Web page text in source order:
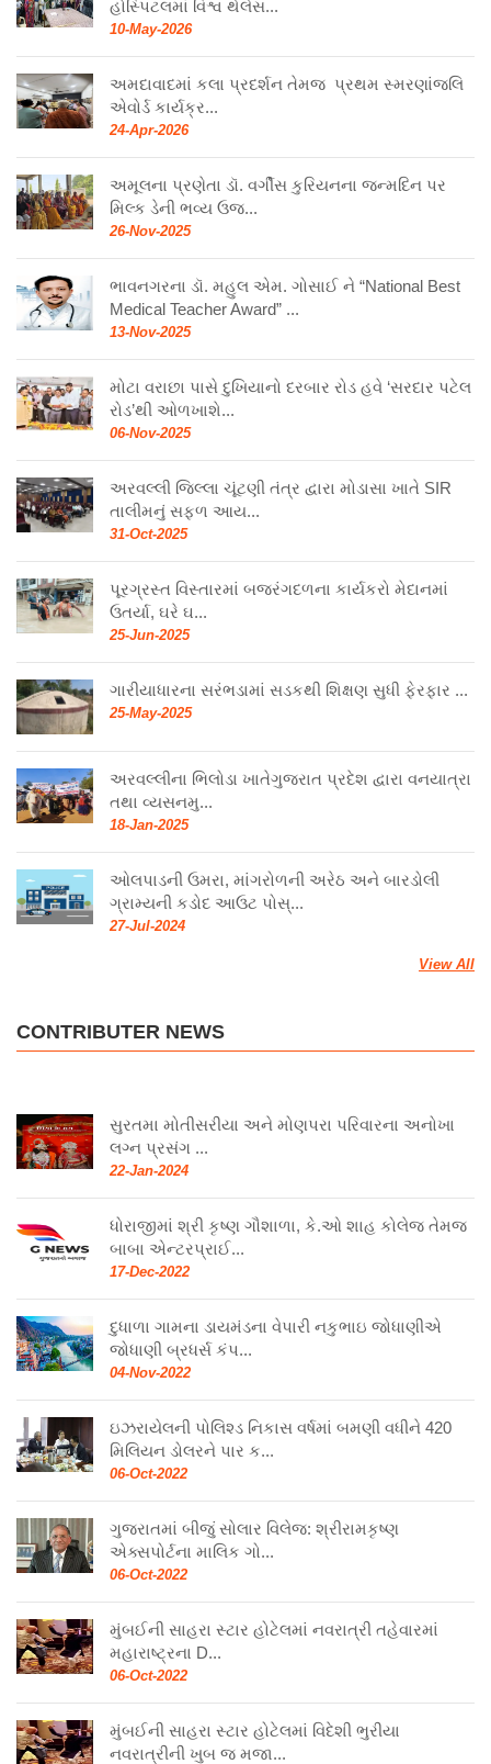
હોસ્પિટલમાં વિશ્વ થેલેસ...
10-May-2026
અમદાવાદમાં કલા પ્રદર્શન તેમજ પ્રથમ સ્મરણાંજલિ
એવોર્ડ કાર્યક્ર...
24-Apr-2026
અમૂલના પ્રણેતા ડૉ. વર્ગીસ કુરિયનના જન્મદિન પર
મિલ્ક ડેની ભવ્ય ઉજ...
26-Nov-2025
ભાવનગરના ડૉ. મહુલ એમ. ગોસાઈ ને “National Best
Medical Teacher Award” ...
13-Nov-2025
મોટા વરાછા પાસે દુખિયાનો દરબાર રોડ હવે ‘સરદાર પટેલ
રોડ’થી ઓળખાશે...
06-Nov-2025
અરવલ્લી જિલ્લા ચૂંટણી તંત્ર દ્વારા મોડાસા ખાતે SIR
તાલીમનું સફળ આય...
31-Oct-2025
પૂરગ્રસ્ત વિસ્તારમાં બજરંગદળના કાર્યકરો મેદાનમાં
ઉતર્યા, ઘરે ઘ...
25-Jun-2025
ગારીયાધારના સરંભડામાં સડકથી શિક્ષણ સુધી ફેરફાર ...
25-May-2025
અરવલ્લીના ભિલોડા ખાતેગુજરાત પ્રદેશ દ્વારા વનયાત્રા
તથા વ્યસનમુ...
18-Jan-2025
ઓલપાડની ઉમરા, માંગરોળની અરેઠ અને બારડોલી
ગ્રામ્યની કડોદ આઉટ પોસ્...
27-Jul-2024
View All
CONTRIBUTER NEWS
સુરતમા મોતીસરીયા અને મોણપરા પરિવારના અનોખા
લગ્ન પ્રસંગ ...
22-Jan-2024
ધોરાજીમાં શ્રી કૃષ્ણ ગૌશાળા, કે.ઓ શાહ કોલેજ તેમજ
બાબા એન્ટરપ્રાઈ...
17-Dec-2022
દુધાળા ગામના ડાયમંડના વેપારી નકુભાઇ જોધાણીએ
જોધાણી બ્રધર્સ કંપ...
04-Nov-2022
ઇઝરાયેલની પોલિશ્ડ નિકાસ વર્ષમાં બમણી વધીને 420
મિલિયન ડોલરને પાર ક...
06-Oct-2022
ગુજરાતમાં બીજું સોલાર વિલેજ: શ્રીરામકૃષ્ણ
એક્સપોર્ટના માલિક ગો...
06-Oct-2022
મુંબઈની સાહરા સ્ટાર હોટેલમાં નવરાત્રી તહેવારમાં
મહારાષ્ટ્રના D...
06-Oct-2022
મુંબઈની સાહરા સ્ટાર હોટેલમાં વિદેશી ભુરીયા
નવરાત્રીની ખુબ જ મજા...